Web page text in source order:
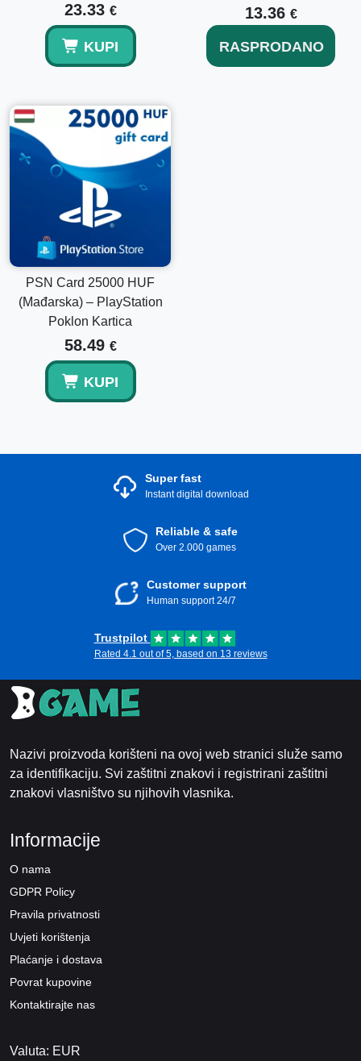
23.33 €
KUPI
13.36 €
RASPRODANO
PSN Card 25000 HUF
(Mađarska) – PlayStation
Poklon Kartica
58.49 €
KUPI
Super fast
Instant digital download
Reliable & safe
Over 2.000 games
Customer support
Human support 24/7
Trustpilot
Rated 4.1 out of 5, based on 13 reviews
Nazivi proizvoda korišteni na ovoj web stranici služe samo
za identifikaciju. Svi zaštitni znakovi i registrirani zaštitni
znakovi vlasništvo su njihovih vlasnika.
Informacije
O nama
GDPR Policy
Pravila privatnosti
Uvjeti korištenja
Plaćanje i dostava
Povrat kupovine
Kontaktirajte nas
Valuta: EUR